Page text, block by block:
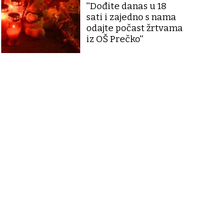
''Dođite danas u 18
sati i zajedno s nama
odajte počast žrtvama
iz OŠ Prečko''